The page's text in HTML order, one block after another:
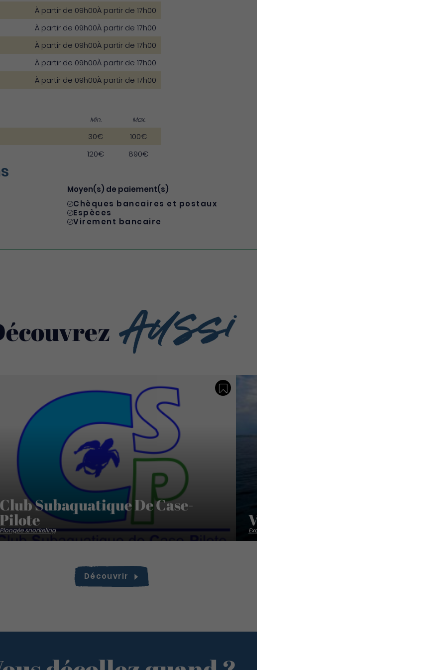
À partir de 09h00À partir de 17h00
À partir de 09h00À partir de 17h00
À partir de 09h00À partir de 17h00
À partir de 09h00À partir de 17h00
À partir de 09h00À partir de 17h00
Min. Max.
30€
100€
120€
890€
Moyen(s) de paiement(s)
Chèques bancaires et postaux
Espèces
Virement bancaire
Aussi
Sauvegarder
Club Subaquatique De Case-
Pilote
Plongée snorkeling
Vpm Bestsail
Excursion mer
Découvrir